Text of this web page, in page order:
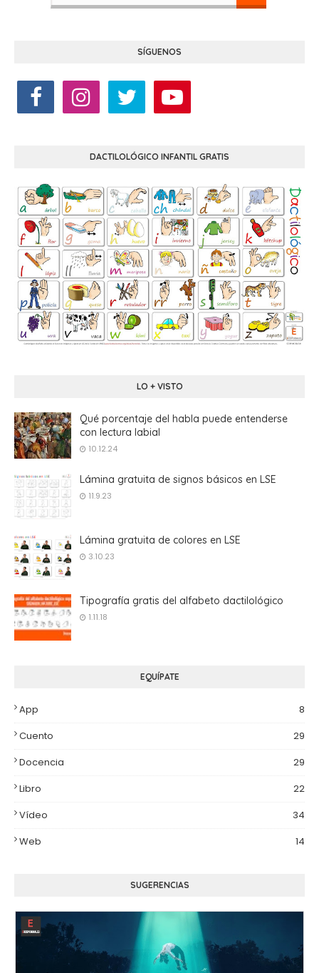
SÍGUENOS
DACTILOLÓGICO INFANTIL GRATIS
LO + VISTO
Qué porcentaje del habla puede entenderse
con lectura labial
10.12.24
Lámina gratuita de signos básicos en LSE
11.9.23
Lámina gratuita de colores en LSE
3.10.23
Tipografía gratis del alfabeto dactilológico
1.11.18
EQUÍPATE
App
8
Cuento
29
Docencia
29
Libro
22
Vídeo
34
Web
14
SUGERENCIAS